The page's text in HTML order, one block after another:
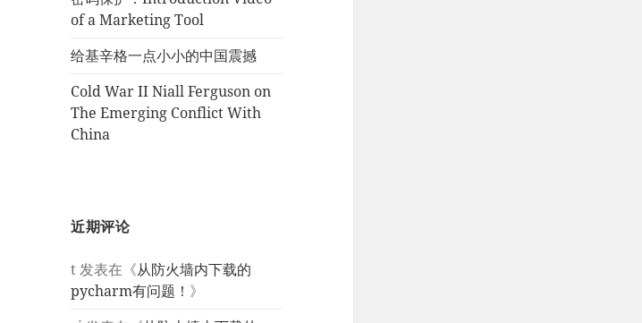
of a Marketing Tool
给基辛格一点小小的中国震撼
Cold War II Niall Ferguson on
The Emerging Conflict With
China
近期评论
t发表在《从防火墙内下载的
pycharm有问题！ 》